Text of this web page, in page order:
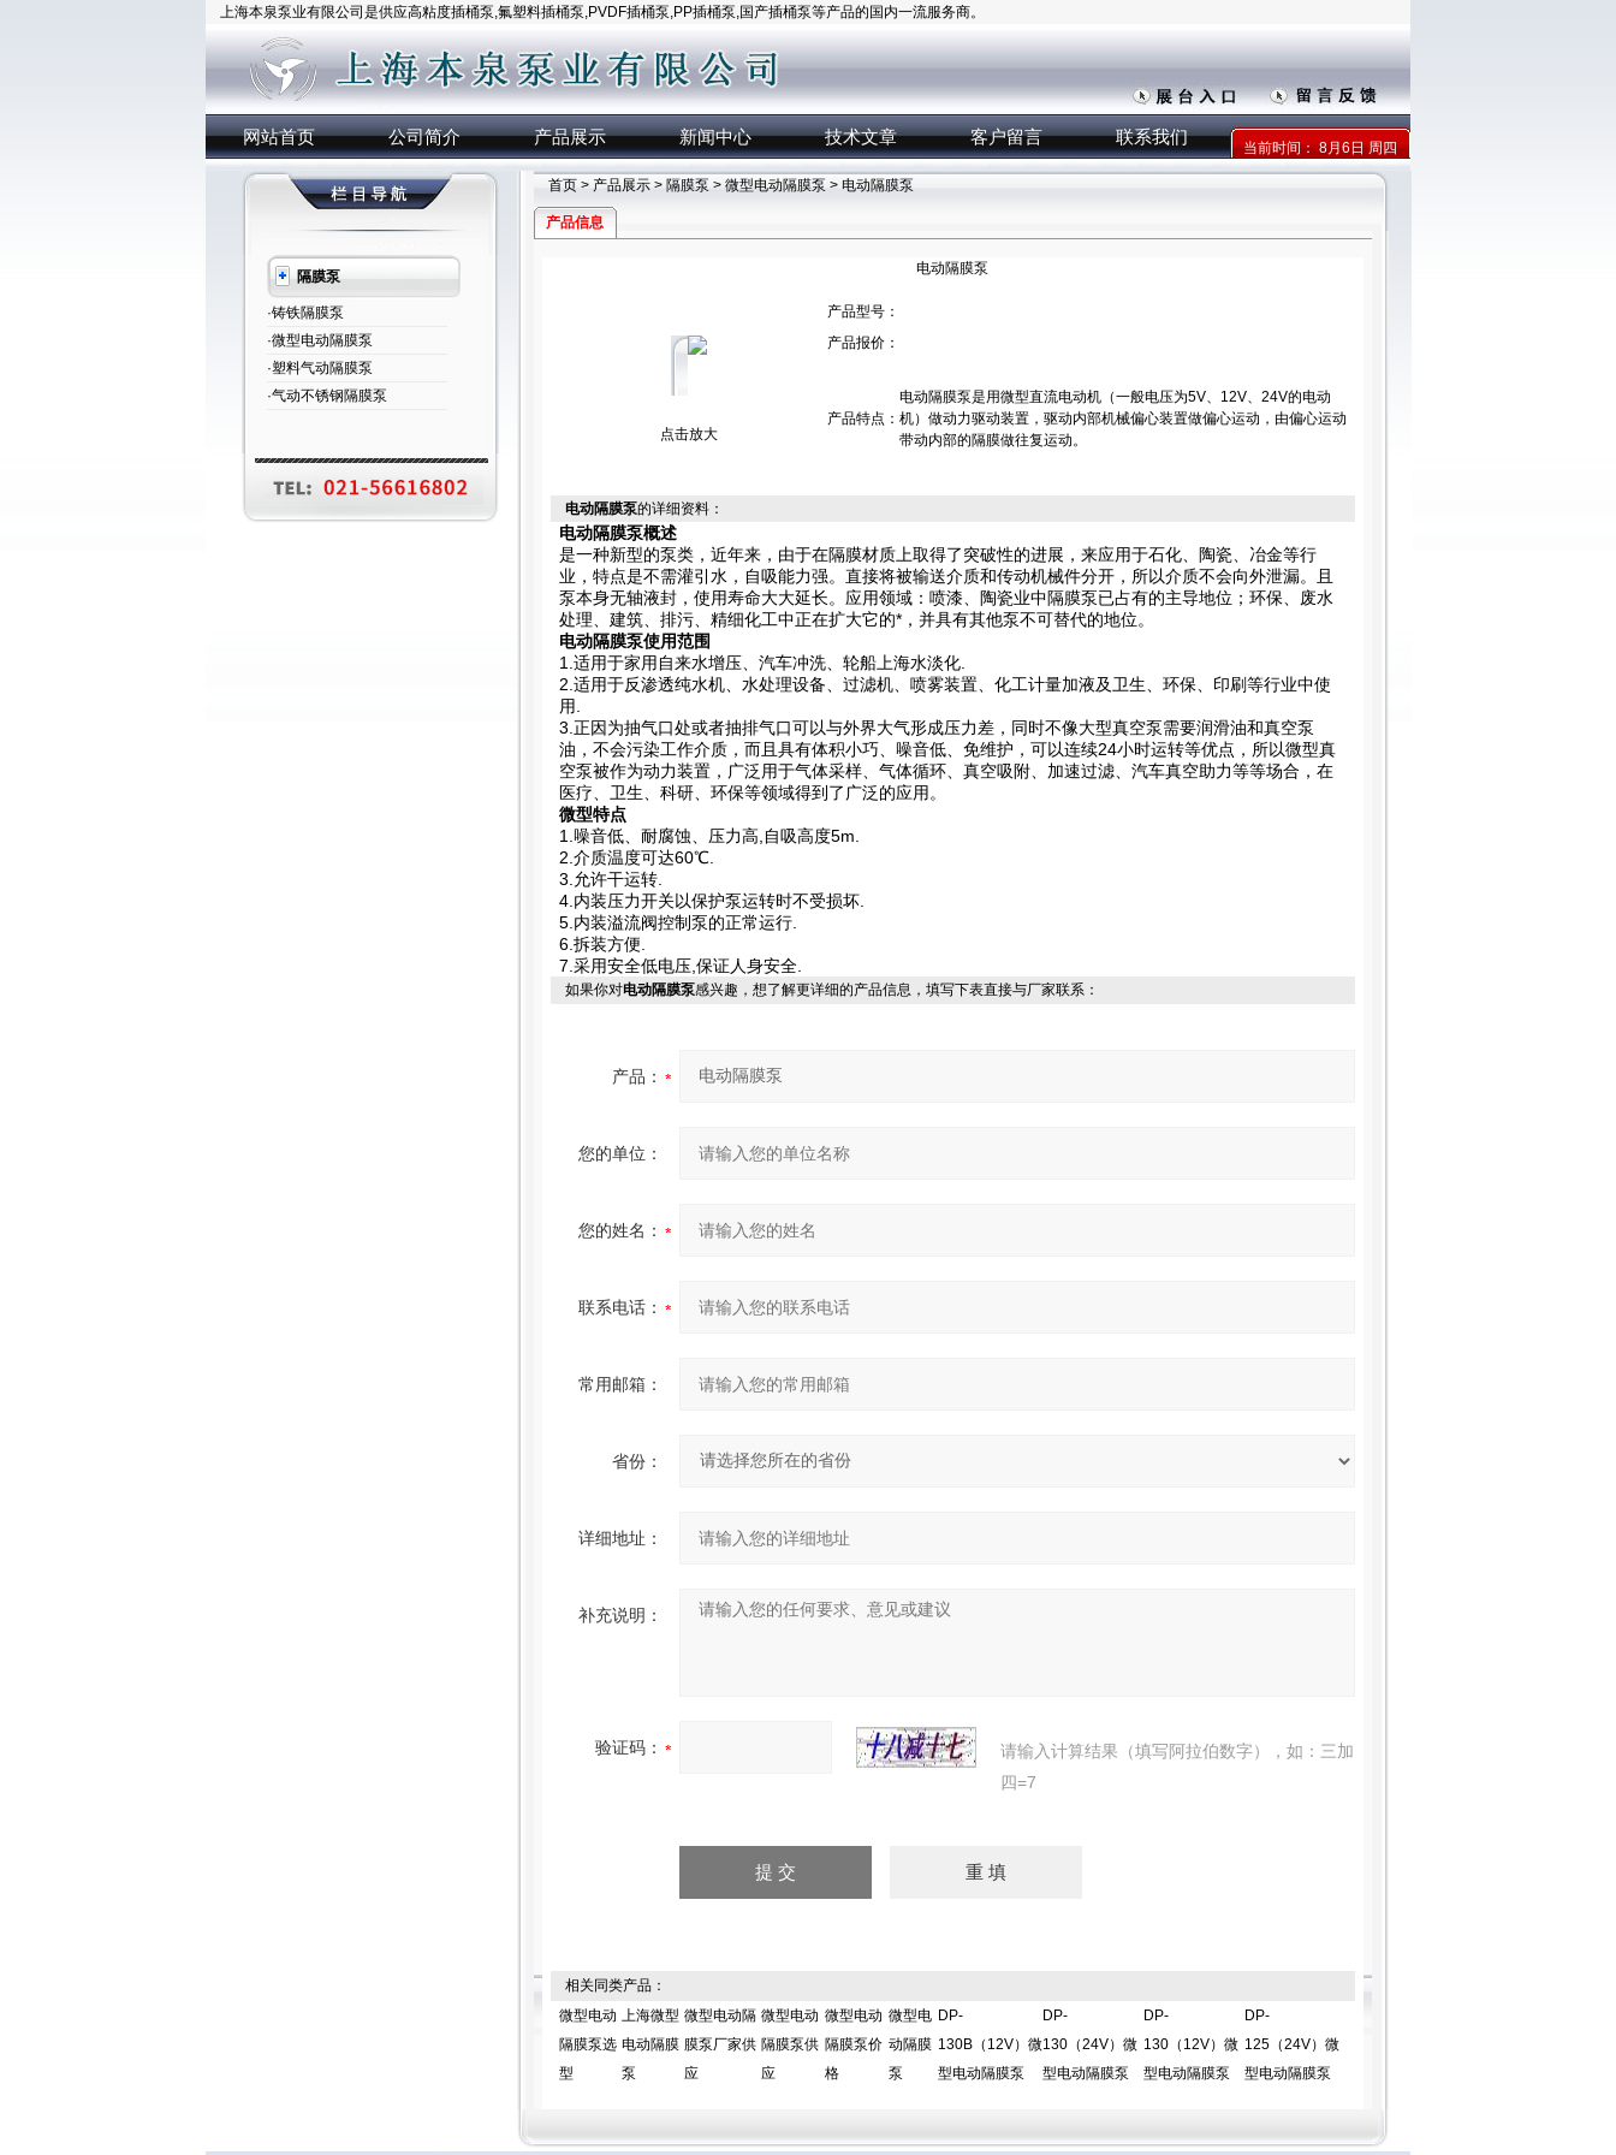
上海本泉泵业有限公司是供应高粘度插桶泵,氟塑料插桶泵,PVDF插桶泵,PP插桶泵,国产插桶泵等产品的国内一流服务商。
网站首页 公司简介 产品展示 新闻中心 技术文章 客户留言 联系我们
当前时间：8月6日 周四
隔膜泵
·铸铁隔膜泵
·微型电动隔膜泵
·塑料气动隔膜泵
·气动不锈钢隔膜泵
首页> 产品展示> 隔膜泵 > 微型电动隔膜泵 > 电动隔膜泵
产品信息
电动隔膜泵
点击放大
产品型号：
产品报价：
产品特点：
电动隔膜泵是用微型直流电动机（一般电压为5V、12V、24V的电动
机）做动力驱动装置，驱动内部机械偏心装置做偏心运动，由偏心运动
带动内部的隔膜做往复运动。
电动隔膜泵的详细资料：
电动隔膜泵概述
是一种新型的泵类，近年来，由于在隔膜材质上取得了突破性的进展，来应用于石化、陶瓷、冶金等行
业，特点是不需灌引水，自吸能力强。直接将被输送介质和传动机械件分开，所以介质不会向外泄漏。且
泵本身无轴液封，使用寿命大大延长。应用领域：喷漆、陶瓷业中隔膜泵已占有的主导地位；环保、废水
处理、建筑、排污、精细化工中正在扩大它的*，并具有其他泵不可替代的地位。
电动隔膜泵使用范围
1.适用于家用自来水增压、汽车冲洗、轮船上海水淡化.
2.适用于反渗透纯水机、水处理设备、过滤机、喷雾装置、化工计量加液及卫生、环保、印刷等行业中使
用.
3.正因为抽气口处或者抽排气口可以与外界大气形成压力差，同时不像大型真空泵需要润滑油和真空泵
油，不会污染工作介质，而且具有体积小巧、噪音低、免维护，可以连续24小时运转等优点，所以微型真
空泵被作为动力装置，广泛用于气体采样、气体循环、真空吸附、加速过滤、汽车真空助力等等场合，在
医疗、卫生、科研、环保等领域得到了广泛的应用。
微型特点
1.噪音低、耐腐蚀、压力高,自吸高度5m.
2.介质温度可达60℃.
3.允许干运转.
4.内装压力开关以保护泵运转时不受损坏.
5.内装溢流阀控制泵的正常运行.
6.拆装方便.
7.采用安全低电压,保证人身安全.
如果你对电动隔膜泵感兴趣，想了解更详细的产品信息，填写下表直接与厂家联系：
产品：
您的单位：
您的姓名：
联系电话：
常用邮箱：
省份：
详细地址：
补充说明：
验证码：
请输入计算结果（填写阿拉伯数字），如：三加
四=7
相关同类产品：
微型电动
隔膜泵选
型
上海微型
电动隔膜
泵
微型电动隔
膜泵厂家供
应
微型电动
隔膜泵供
应
微型电动
隔膜泵价
格
微型电
动隔膜
泵
DP-
130B（12V）微
型电动隔膜泵
DP-
130（24V）微
型电动隔膜泵
DP-
130（12V）微
型电动隔膜泵
DP-
125（24V）微
型电动隔膜泵